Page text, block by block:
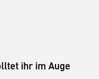
ihr im Auge